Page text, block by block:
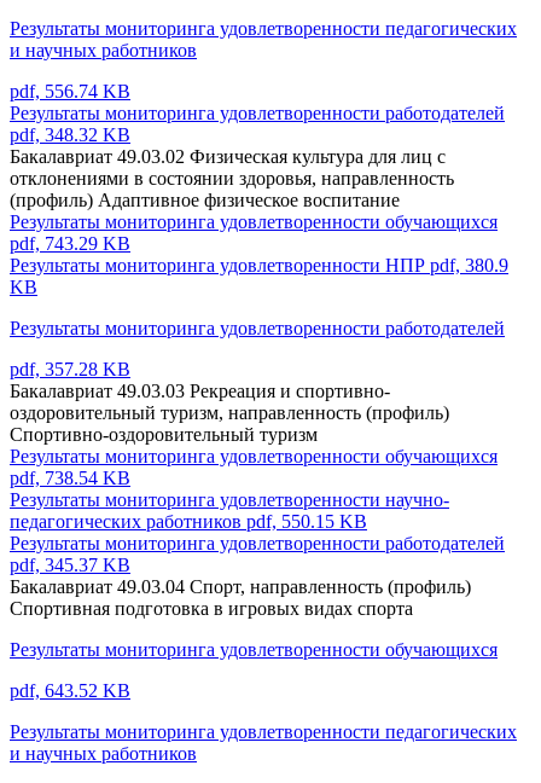
Результаты мониторинга удовлетворенности педагогических
и научных работников
pdf, 556.74 KB
Результаты мониторинга удовлетворенности работодателей
pdf, 348.32 KB
Бакалавриат 49.03.02 Физическая культура для лиц с
отклонениями в состоянии здоровья, направленность
(профиль) Адаптивное физическое воспитание
Результаты мониторинга удовлетворенности обучающихся
pdf, 743.29 KB
Результаты мониторинга удовлетворенности НПР pdf, 380.9
KB
Результаты мониторинга удовлетворенности работодателей
pdf, 357.28 KB
Бакалавриат 49.03.03 Рекреация и спортивно-
оздоровительный туризм, направленность (профиль)
Спортивно-оздоровительный туризм
Результаты мониторинга удовлетворенности обучающихся
pdf, 738.54 KB
Результаты мониторинга удовлетворенности научно-
педагогических работников pdf, 550.15 KB
Результаты мониторинга удовлетворенности работодателей
pdf, 345.37 KB
Бакалавриат 49.03.04 Спорт, направленность (профиль)
Спортивная подготовка в игровых видах спорта
Результаты мониторинга удовлетворенности обучающихся
pdf, 643.52 KB
Результаты мониторинга удовлетворенности педагогических
и научных работников